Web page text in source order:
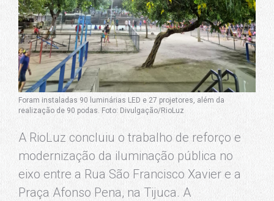
Foram instaladas 90 luminárias LED e 27 projetores, além da
realização de 90 podas. Foto: Divulgação/RioLuz
A RioLuz concluiu o trabalho de reforço e
modernização da iluminação pública no
eixo entre a Rua São Francisco Xavier e a
Praça Afonso Pena, na Tijuca. A